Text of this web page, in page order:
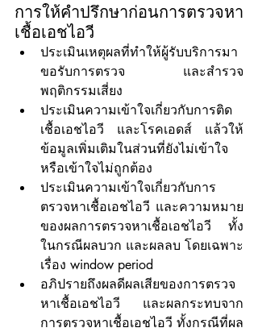
การให้คำปรึกษาก่อนการตรวจหา
เชื้อเอชไอวี
ประเมินเหตุผลที่ทำให้ผู้รับบริการมา
ขอรับการตรวจ และสำรวจ
พฤติกรรมเสี่ยง
ประเมินความเข้าใจเกี่ยวกับการติด
เชื้อเอชไอวี และโรคเอดส์ แล้วให้
ข้อมูลเพิ่มเติมในส่วนที่ยังไม่เข้าใจ
หรือเข้าใจไม่ถูกต้อง
ประเมินความเข้าใจเกี่ยวกับการ
ตรวจหาเชื้อเอชไอวี และความหมาย
ของผลการตรวจหาเชื้อเอชไอวี ทั้ง
ในกรณีผลบวก และผลลบ โดยเฉพาะ
เรื่อง window period
อภิปรายถึงผลดีผลเสียของการตรวจ
หาเชื้อเอชไอวี และผลกระทบจาก
การตรวจหาเชื้อเอชไอวี ทั้งกรณีที่ผล